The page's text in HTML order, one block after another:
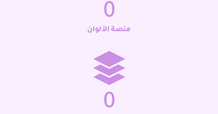
منصة الألوان
0
0